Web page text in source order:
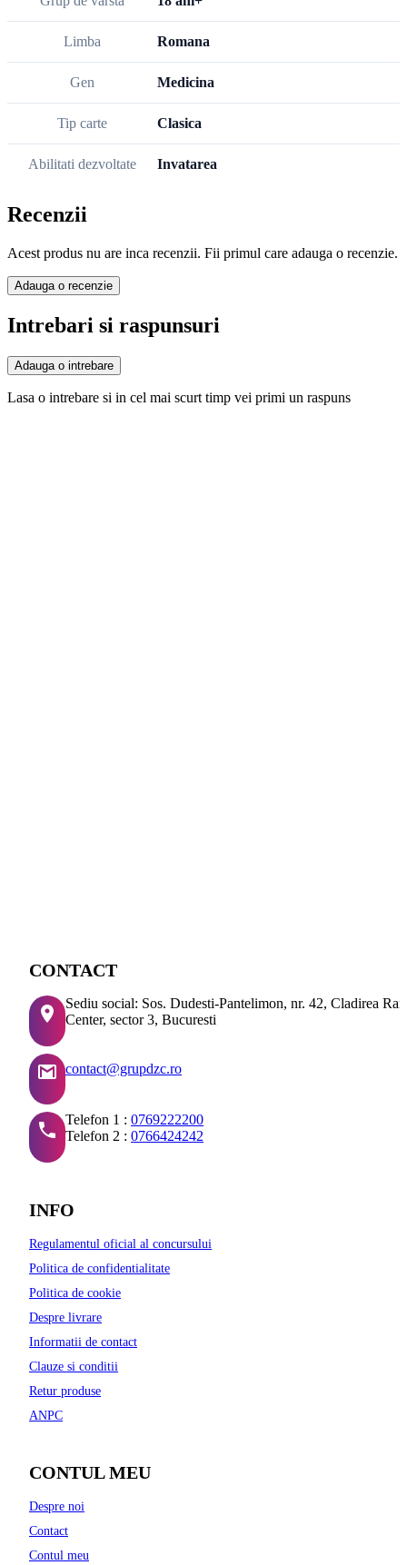
Limba Romana
Gen Medicina
Tip carte Clasica
Abilitati dezvoltate Invatarea
Recenzii
Acest produs nu are inca recenzii. Fii primul care adauga o recenzie.
Adauga o recenzie
Intrebari si raspunsuri
Adauga o intrebare
Lasa o intrebare si in cel mai scurt timp vei primi un raspuns
CONTACT
Sediu social: Sos. Dudesti-Pantelimon, nr. 42, Cladirea
Center, sector 3, Bucuresti
contact@grupdzc.ro
Telefon 1 : 0769222200
Telefon 2 : 0766424242
INFO
Regulamentul oficial al concursului
Politica de confidentialitate
Politica de cookie
Despre livrare
Informatii de contact
Clauze si conditii
Retur produse
ANPC
CONTUL MEU
Despre noi
Contact
Contul meu